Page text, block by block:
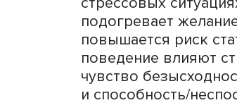
Независимый
Чашникова
мошенников
возрасте от 25
со средним